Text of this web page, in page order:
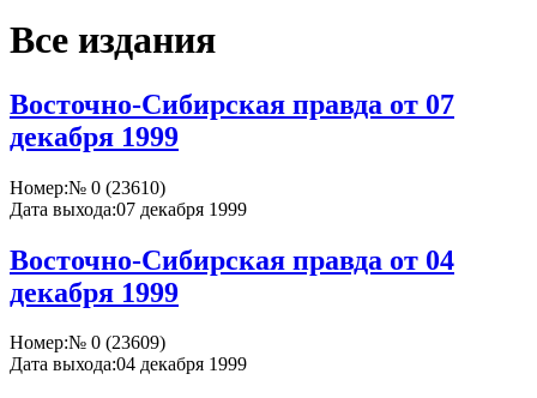
Все издания
Восточно-Сибирская правда от 07
декабря 1999
Номер:№ 0 (23610)
Дата выхода:07 декабря 1999
Восточно-Сибирская правда от 04
декабря 1999
Номер:№ 0 (23609)
Дата выхода:04 декабря 1999